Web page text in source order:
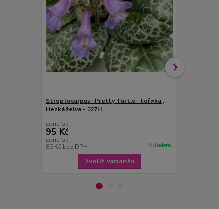
Streptocarpus- Pretty Turtle- tořivka ,
Hezká želva - 027H
cena od
95 Kč
cena od
85 Kč bez DPH Skladem
Zvolit variantu